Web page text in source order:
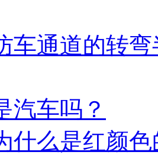
车通道的转
汽车吗？
什么是红颜色